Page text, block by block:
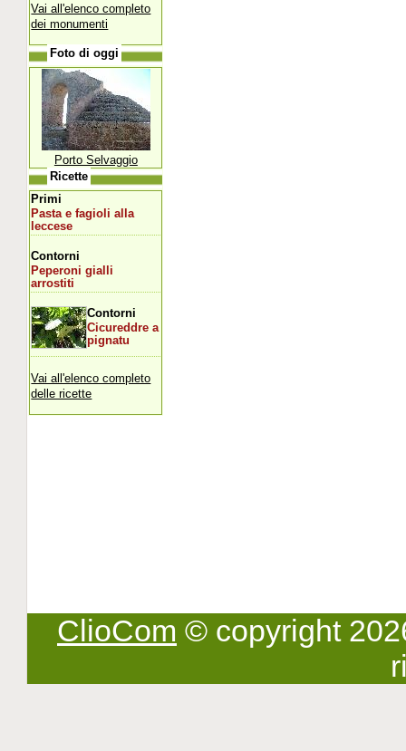
Vai all'elenco completo
dei monumenti
Foto di oggi
Porto Selvaggio
Ricette
Primi
Pasta e fagioli alla
leccese
Contorni
Peperoni gialli
arrostiti
Contorni
Cicureddre a
pignatu
Vai all'elenco completo
delle ricette
ClioCom © copyright